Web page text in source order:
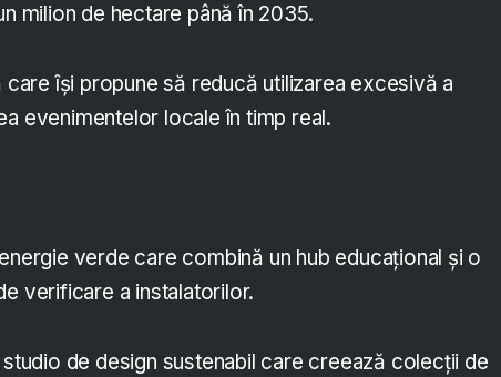
milion de hectare până în 2035.
își propune să reducă utilizarea excesivă a
evenimentelor locale în timp real.
verde care combină un hub educațional și o
verificare a instalatorilor.
studio de design sustenabil care creează colecții de